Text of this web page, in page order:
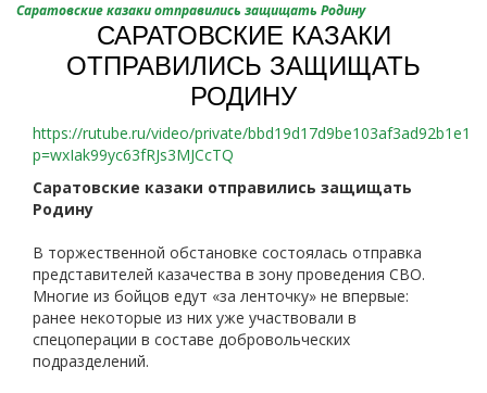
Саратовские казаки отправились защищать Родину
САРАТОВСКИЕ КАЗАКИ
ОТПРАВИЛИСЬ ЗАЩИЩАТЬ
РОДИНУ
https://rutube.ru/video/private/
p=wxIak99yc63fRJs3MJCcTQ
Саратовские казаки отправились защищать
Родину
В торжественной обстановке состоялась отправка
представителей казачества в зону проведения СВО.
Многие из бойцов едут «за ленточку» не впервые:
ранее некоторые из них уже участвовали в
спецоперации в составе добровольческих
подразделений.